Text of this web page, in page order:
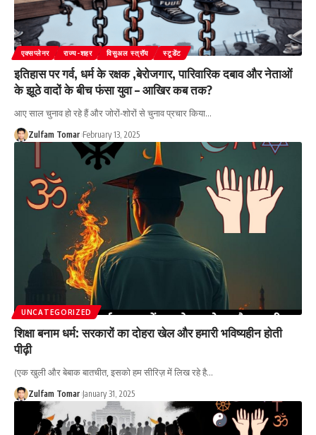
एक्सप्लेनर राज्य-शहर विसुअल स्त्रॉय स्टूडेंट
इतिहास पर गर्व, धर्म के रक्षक ,बेरोजगार, पारिवारिक दबाव और नेताओं
के झूठे वादों के बीच फंसा युवा – आखिर कब तक?
आए साल चुनाव हो रहे हैं और जोरों-शोरों से चुनाव प्रचार किया…
Zulfam Tomar February 13, 2025
UNCATEGORIZED
शिक्षा बनाम धर्म: सरकारों का दोहरा खेल और हमारी भविष्यहीन होती
पीढ़ी
(एक खुली और बेबाक बातचीत, इसको हम सीरिज़ में लिख रहे है…
Zulfam Tomar January 31, 2025